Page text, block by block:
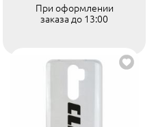
При оформлении
заказа до 13:00